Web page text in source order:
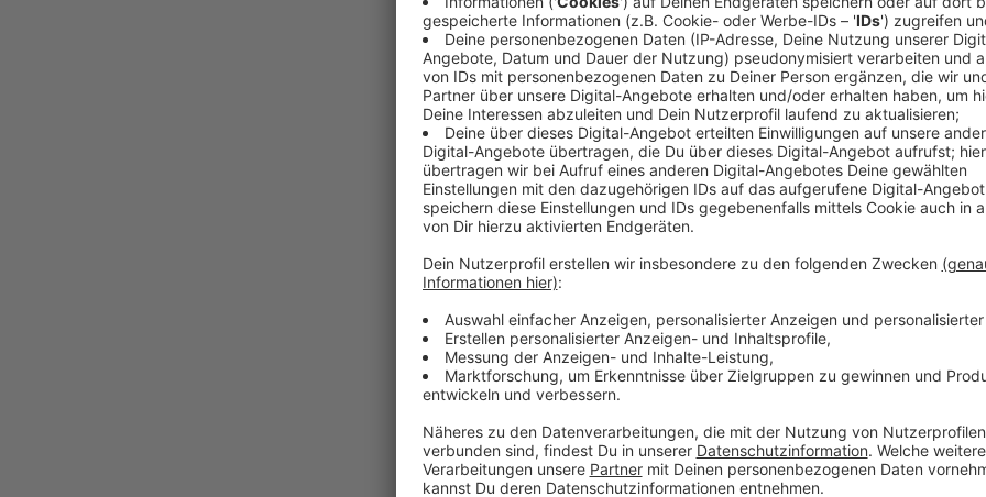
Besonderes Wochenende mit
Anzeige
Eva Vehring von der MIA schreibt auf der
Action im AquAHAUS liegt hinter uns!!!
und holen unsere kleine Geburtstagssause jetzt
bei guter Musik drei Tage – drei Konzerte!
Bands aus dem Orbit
geben sich die Ehre und beglückwünschen uns zum
traditionell auch mit der Familie feiert, wird der
Wir haben mit Eva in der Geschenkten Minute über